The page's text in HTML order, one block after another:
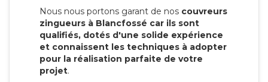
Nous nous portons garant de nos couvreurs
zingueurs à Blancfossé car ils sont
qualifiés, dotés d'une solide expérience
et connaissent les techniques à adopter
pour la réalisation parfaite de votre
projet.